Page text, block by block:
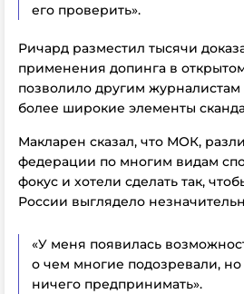
его проверить».
Ричард разместил тысячи
применения допинга в
позволило другим журналистам
более широкие элементы
Макларен сказал, что МОК,
федерации по многим видам
фокус и хотели сделать так,
России выглядело
«У меня появилась
о чем многие подозревали, но
ничего предпринимать».